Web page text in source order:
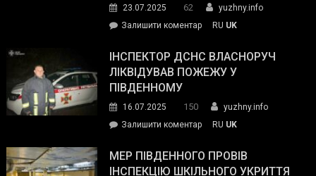
гуманітарну
допомогу
23.07.2025 62
yuzhny.info
Залишити коментарon
провів
нараду
силових
та
органів:
«Наш
RU UK
ІНСПЕКТОР ДСНС ВЛАСНОРУЧ
ЛІКВІДУВАВ ПОЖЕЖУ У
ПІВДЕННОМУ
16.07.2025 150
yuzhny.info
Залишити коментарon
ДСНС
власноруч
RU UK
МЕР ПІВДЕННОГО ПРОВІВ
ІНСПЕКЦІЮ ШКІЛЬНОГО УКРИТТЯ